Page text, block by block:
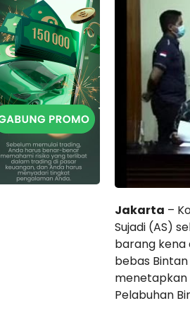
Jakarta –
Sujadi (AS)
barang kena
bebas Bintan
menetapkan
Pelabuhan